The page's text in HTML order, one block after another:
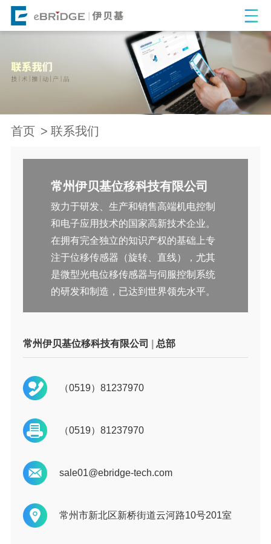
首页 联系我们
常州伊贝基位移科技有限公司
致力于研发、生产和销售高端机电控制
和电子应用技术的国家高新技术企业。
在拥有完全独立的知识产权的基础上专
注于位移传感器（旋转、直线），尤其
是微型光电位移传感器与伺服控制系统
的研发和制造，已达到世界领先水平。
常州伊贝基位移科技有限公司 总部
（0519）81237970
（0519）81237970
sale01@ebridge-tech.com
常州市新北区新桥街道云河路10号201室